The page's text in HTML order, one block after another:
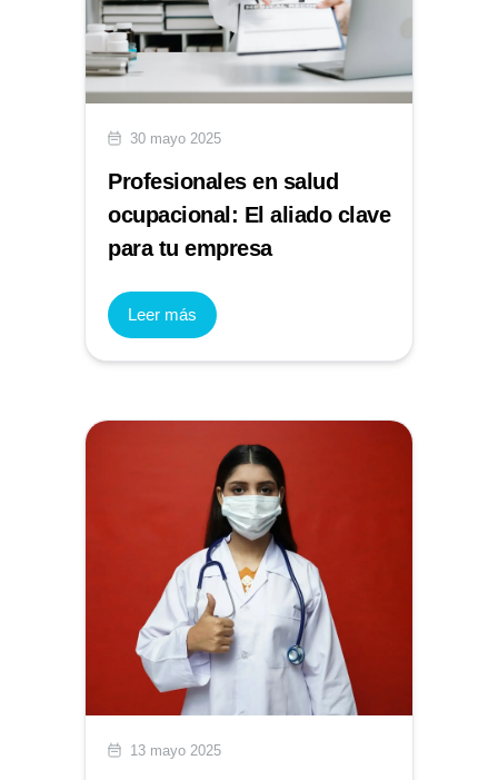
30 mayo 2025
Profesionales en salud
ocupacional: El aliado clave
para tu empresa
Leer más
13 mayo 2025